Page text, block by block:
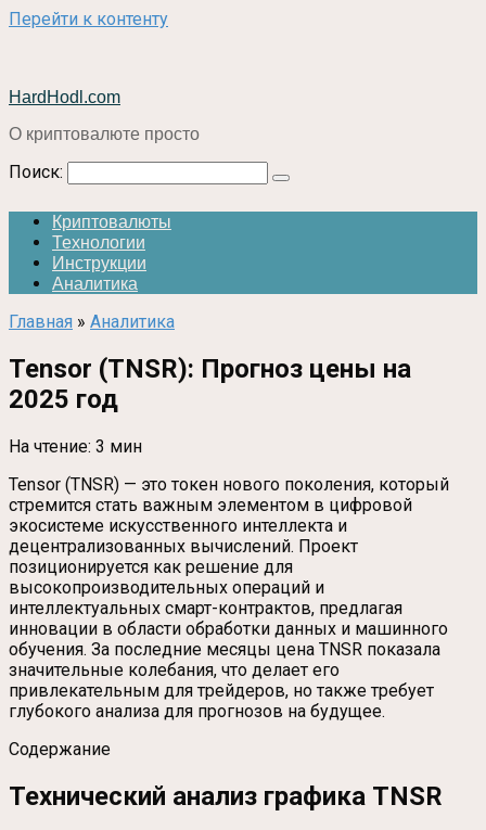
Перейти к контенту
HardHodl.com
О криптовалюте просто
Поиск:
Криптовалюты
Технологии
Инструкции
Аналитика
Главная » Аналитика
Tensor (TNSR): Прогноз цены на
2025 год
На чтение: 3 мин
Tensor (TNSR) — это токен нового поколения, который
стремится стать важным элементом в цифровой
экосистеме искусственного интеллекта и
децентрализованных вычислений. Проект
позиционируется как решение для
высокопроизводительных операций и
интеллектуальных смарт-контрактов, предлагая
инновации в области обработки данных и машинного
обучения. За последние месяцы цена TNSR показала
значительные колебания, что делает его
привлекательным для трейдеров, но также требует
глубокого анализа для прогнозов на будущее.
Содержание
Технический анализ графика TNSR